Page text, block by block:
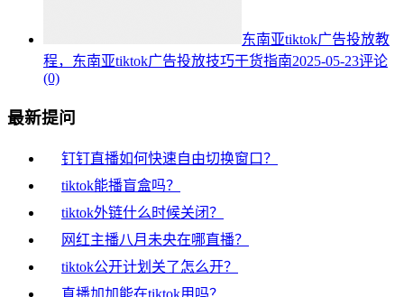
东南亚tiktok广告投放教
程，东南亚tiktok广告投放技巧干货指南2025-05-23评论
(0)
最新提问
钉钉直播如何快速自由切换窗口？
tiktok能播盲盒吗？
tiktok外链什么时候关闭？
网红主播八月未央在哪直播？
tiktok公开计划关了怎么开？
直播加加能在tiktok用吗？